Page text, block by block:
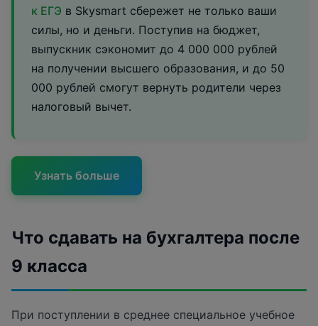
к ЕГЭ в Skysmart сбережет не только ваши
силы, но и деньги. Поступив на бюджет,
выпускник сэкономит до 4 000 000 рублей
на получении высшего образования, и до 50
000 рублей смогут вернуть родители через
налоговый вычет.
Узнать больше
Что сдавать на бухгалтера после
9 класса
При поступлении в среднее специальное учебное